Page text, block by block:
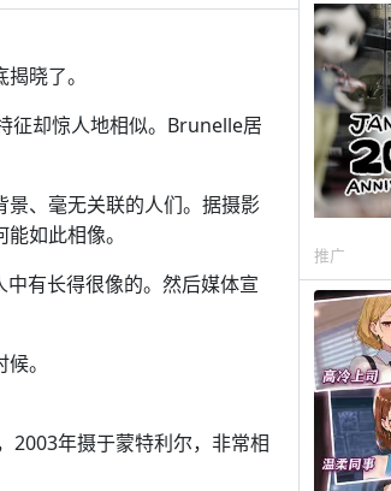
晓了。
征却惊人地相似。Brunelle居
、毫无关联的人们。据摄影
如此相像。
有长得很像的。然后媒体宣
。
年摄于蒙特利尔，非常相
推广